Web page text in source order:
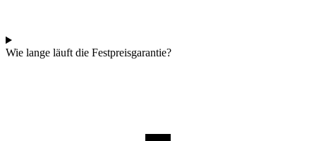
Wie lange läuft die Festpreisgarantie?